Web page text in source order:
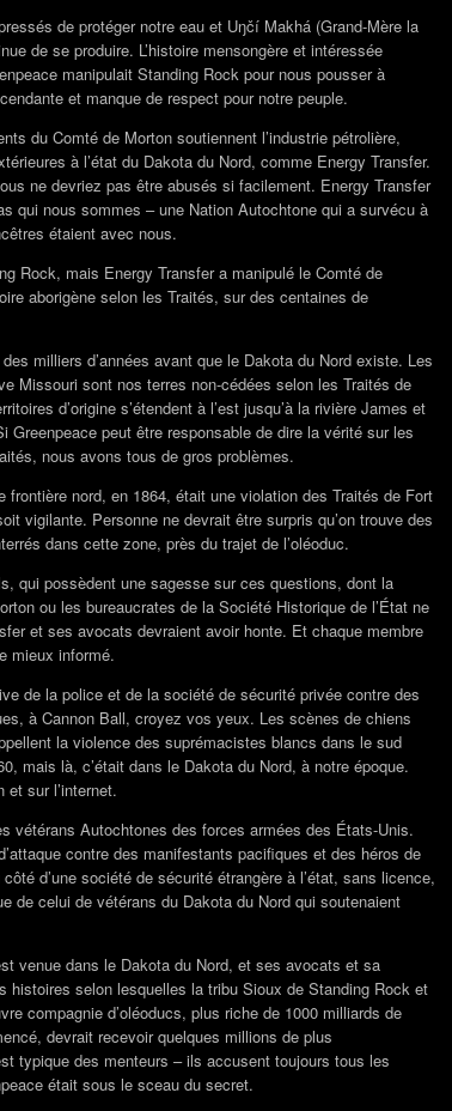
de protéger notre eau et Uŋčí Makhá (Grand-Mère la
de se produire. L’histoire mensongère et intéressée
manipulait Standing Rock pour nous pousser à
et manque de respect pour notre peuple.
du Comté de Morton soutiennent l’industrie pétrolière,
à l’état du Dakota du Nord, comme Energy Transfer.
ne devriez pas être abusés si facilement. Energy Transfer
qui nous sommes – une Nation Autochtone qui a survécu à
étaient avec nous.
Rock, mais Energy Transfer a manipulé le Comté de
aborigène selon les Traités, sur des centaines de
milliers d’années avant que le Dakota du Nord existe. Les
Missouri sont nos terres non-cédées selon les Traités de
d’origine s’étendent à l’est jusqu’à la rivière James et
Greenpeace peut être responsable de dire la vérité sur les
nous avons tous de gros problèmes.
frontière nord, en 1864, était une violation des Traités de Fort
vigilante. Personne ne devrait être surpris qu’on trouve des
dans cette zone, près du trajet de l’oléoduc.
qui possèdent une sagesse sur ces questions, dont la
ou les bureaucrates de la Société Historique de l’État ne
et ses avocats devraient avoir honte. Et chaque membre
mieux informé.
de la police et de la société de sécurité privée contre des
à Cannon Ball, croyez vos yeux. Les scènes de chiens
la violence des suprémacistes blancs dans le sud
mais là, c’était dans le Dakota du Nord, à notre époque.
et sur l’internet.
vétérans Autochtones des forces armées des États-Unis.
contre des manifestants pacifiques et des héros de
d’une société de sécurité étrangère à l’état, sans licence,
de celui de vétérans du Dakota du Nord qui soutenaient
venue dans le Dakota du Nord, et ses avocats et sa
histoires selon lesquelles la tribu Sioux de Standing Rock et
compagnie d’oléoducs, plus riche de 1000 milliards de
devrait recevoir quelques millions de plus
typique des menteurs – ils accusent toujours tous les
était sous le sceau du secret.